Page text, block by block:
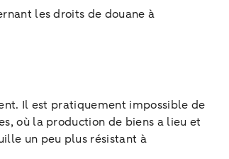
les droits de douane à
Il est pratiquement impossible de
où la production de biens a lieu et
un peu plus résistant à